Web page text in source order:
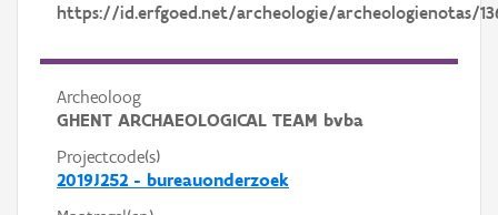
https://id.erfgoed.net/archeologie/archeologienotas/
Archeoloog
GHENT ARCHAEOLOGICAL TEAM bvba
Projectcode(s)
2019J252 - bureauonderzoek